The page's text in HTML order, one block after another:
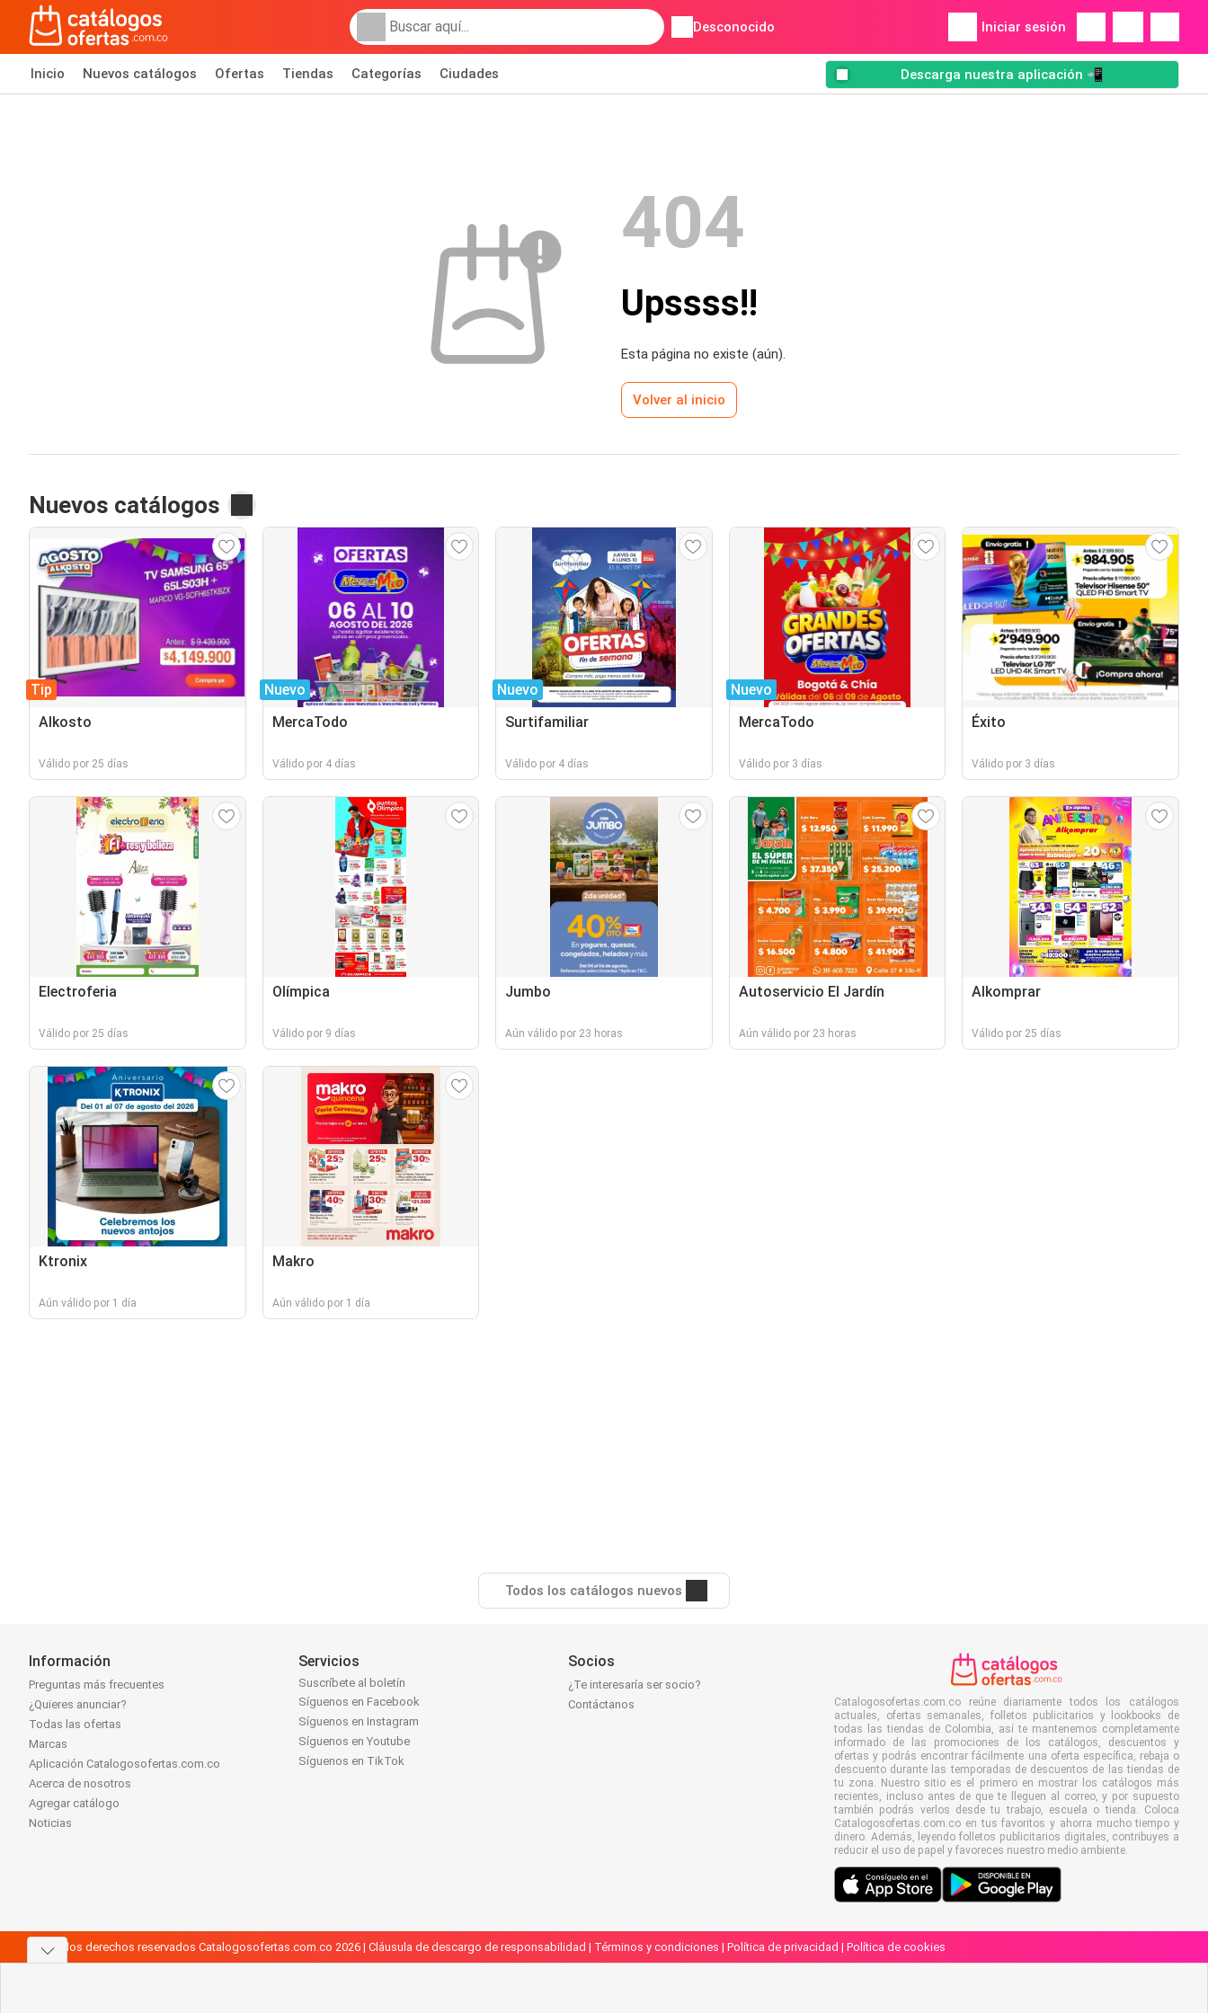
Desconocido Iniciar sesión
Inicio Nuevos catálogos Ofertas Tiendas Categorías Ciudades Descarga nuestra aplicación 📲
404
Upssss!!
Esta página no existe (aún).
Volver al inicio
Nuevos catálogos
Tip
Alkosto
Válido por 25 días
Nuevo
MercaTodo
Válido por 4 días
Nuevo
Surtifamiliar
Válido por 4 días
Nuevo
MercaTodo
Válido por 3 días
Éxito
Válido por 3 días
Electroferia
Válido por 25 días
Olímpica
Válido por 9 días
Jumbo
Aún válido por 23 horas
Autoservicio El Jardín
Aún válido por 23 horas
Alkomprar
Válido por 25 días
Ktronix
Aún válido por 1 día
Makro
Aún válido por 1 día
Todos los catálogos nuevos
Información
Preguntas más frecuentes
¿Quieres anunciar?
Todas las ofertas
Marcas
Aplicación Catalogosofertas.com.co
Acerca de nosotros
Agregar catálogo
Noticias
Servicios
Suscríbete al boletín
Síguenos en Facebook
Síguenos en Instagram
Síguenos en Youtube
Síguenos en TikTok
Socios
¿Te interesaría ser socio?
Contáctanos
Catalogosofertas.com.co reúne diariamente todos los catálogos
actuales, ofertas semanales, folletos publicitarios y lookbooks de
todas las tiendas de Colombia, así te mantenemos completamente
informado de las promociones de los catálogos, descuentos y
ofertas y podrás encontrar fácilmente una oferta específica, rebaja o
descuento durante las temporadas de descuentos de las tiendas de
tu zona. Nuestro sitio es el primero en mostrar los catálogos más
recientes, incluso antes de que te lleguen al correo, y por supuesto
también podrás verlos desde tu trabajo, escuela o tienda. Coloca
Catalogosofertas.com.co en tus favoritos y ahorra mucho tiempo y
dinero. Además, leyendo folletos publicitarios digitales, contribuyes a
reducir el uso de papel y favoreces nuestro medio ambiente.
Todos los derechos reservados Catalogosofertas.com.co 2026 | Cláusula de descargo de responsabilidad | Términos y condiciones | Política de privacidad | Política de cookies